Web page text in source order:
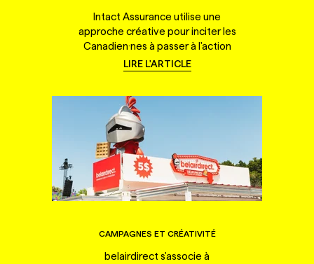
Intact Assurance utilise une
approche créative pour inciter les
Canadien·nes à passer à l'action
LIRE L'ARTICLE
CAMPAGNES ET CRÉATIVITÉ
belairdirect s'associe à